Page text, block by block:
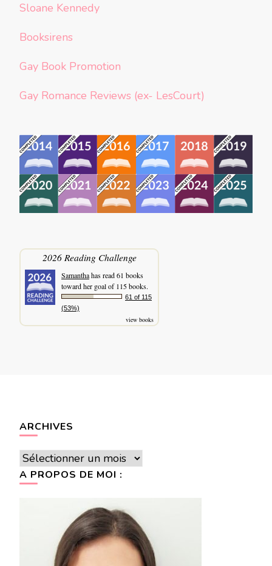
Sloane Kennedy
Booksirens
Gay Book Promotion
Gay Romance Reviews (ex- LesCourt)
2026 Reading Challenge
Samanthahas read 61 books
toward her goal of 115 books.
61 of 115
(53%)
view books
ARCHIVES
Archives
A PROPOS DE MOI :